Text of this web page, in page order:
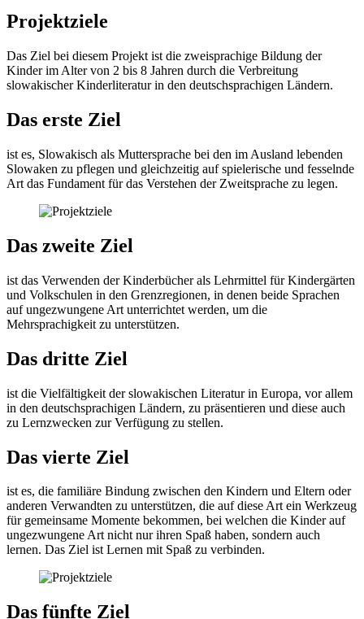
Projektziele
Das Ziel bei diesem Projekt ist die zweisprachige Bildung der
Kinder im Alter von 2 bis 8 Jahren durch die Verbreitung
slowakischer Kinderliteratur in den deutschsprachigen Ländern.
Das erste Ziel
ist es, Slowakisch als Muttersprache bei den im Ausland lebenden
Slowaken zu pflegen und gleichzeitig auf spielerische und fesselnde
Art das Fundament für das Verstehen der Zweitsprache zu legen.
Das zweite Ziel
ist das Verwenden der Kinderbücher als Lehrmittel für Kindergärten
und Volkschulen in den Grenzregionen, in denen beide Sprachen
auf ungezwungene Art unterrichtet werden, um die
Mehrsprachigkeit zu unterstützen.
Das dritte Ziel
ist die Vielfältigkeit der slowakischen Literatur in Europa, vor allem
in den deutschsprachigen Ländern, zu präsentieren und diese auch
zu Lernzwecken zur Verfügung zu stellen.
Das vierte Ziel
ist es, die familiäre Bindung zwischen den Kindern und Eltern oder
anderen Verwandten zu unterstützen, die auf diese Art ein Werkzeug
für gemeinsame Momente bekommen, bei welchen die Kinder auf
ungezwungene Art nicht nur ihren Spaß haben, sondern auch
lernen. Das Ziel ist Lernen mit Spaß zu verbinden.
Das fünfte Ziel